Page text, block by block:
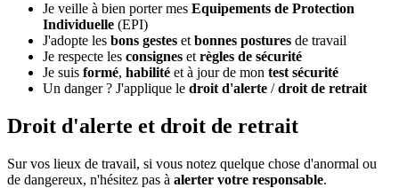
Je veille à bien porter mes Equipements de Protection
Individuelle (EPI)
J'adopte les bons gestes et bonnes postures de travail
Je respecte les consignes et règles de sécurité
Je suis formé, habilité et à jour de mon test sécurité
Un danger ? J'applique le droit d'alerte /droit de retrait
Droit d'alerte et droit de retrait
Sur vos lieux de travail, si vous notez quelque chose d'anormal ou
de dangereux, n'hésitez pas à alerter votre responsable.